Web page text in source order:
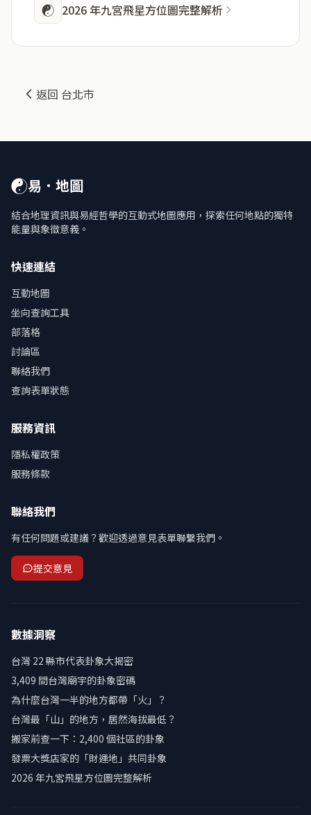
☯ 2026 年九宮飛星方位圖完整解析
返回 台北市
☯易．地圖
結合地理資訊與易經哲學的互動式地圖應用，探索任何地點的獨特
能量與象徵意義。
快速連結
互動地圖
坐向查詢工具
部落格
討論區
聯絡我們
查詢表單狀態
服務資訊
隱私權政策
服務條款
聯絡我們
有任何問題或建議？歡迎透過意見表單聯繫我們。
提交意見
數據洞察
台灣 22 縣市代表卦象大揭密
3,409 間台灣廟宇的卦象密碼
為什麼台灣一半的地方都帶「火」？
台灣最「山」的地方，居然海拔最低？
搬家前查一下：2,400 個社區的卦象
發票大獎店家的「財運地」共同卦象
2026 年九宮飛星方位圖完整解析